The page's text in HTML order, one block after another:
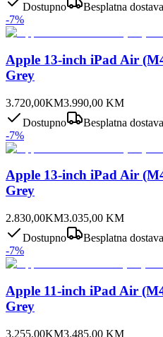
Dostupno
Besplatna dostava
-7%
Apple 13-inch iPad Air
Grey
3.720,00KM3.990,00 KM
Dostupno
Besplatna dostava
-7%
Apple 13-inch iPad Air
Grey
2.830,00KM3.035,00 KM
Dostupno
Besplatna dostava
-7%
Apple 11-inch iPad Air
Grey
3.255,00KM3.485,00 KM